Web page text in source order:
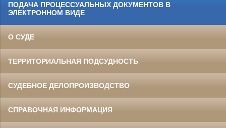
ПОДАЧА ПРОЦЕССУАЛЬНЫХ ДОКУМЕНТОВ В
ЭЛЕКТРОННОМ ВИДЕ
О СУДЕ
ТЕРРИТОРИАЛЬНАЯ ПОДСУДНОСТЬ
СУДЕБНОЕ ДЕЛОПРОИЗВОДСТВО
СПРАВОЧНАЯ ИНФОРМАЦИЯ